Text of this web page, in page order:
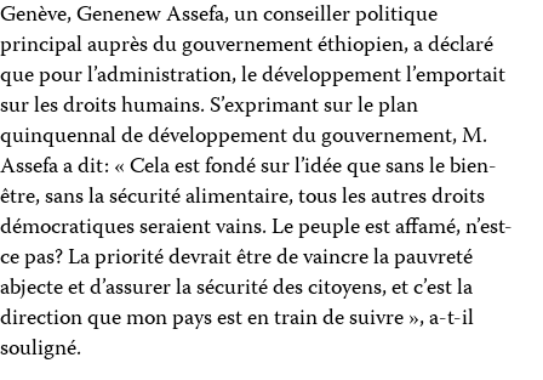
Genève, Genenew Assefa, un conseiller politique
principal auprès du gouvernement éthiopien, a déclaré
que pour l’administration, le développement l’emportait
sur les droits humains. S’exprimant sur le plan
quinquennal de développement du gouvernement, M.
Assefa a dit: « Cela est fondé sur l’idée que sans le bien-
être, sans la sécurité alimentaire, tous les autres droits
démocratiques seraient vains. Le peuple est affamé, n’est-
ce pas? La priorité devrait être de vaincre la pauvreté
abjecte et d’assurer la sécurité des citoyens, et c’est la
direction que mon pays est en train de suivre », a-t-il
souligné.